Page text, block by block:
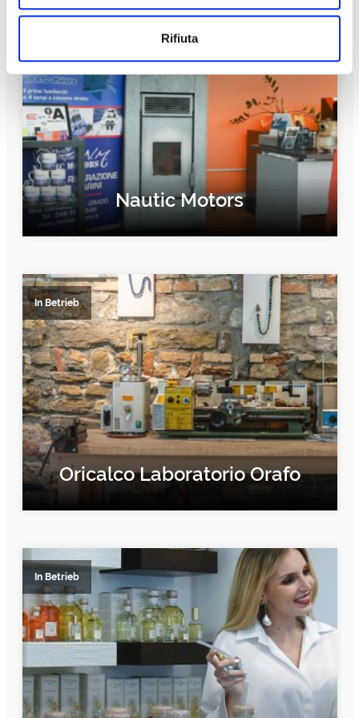
Rifiuta
Nautic Motors
In Betrieb
Oricalco Laboratorio Orafo
In Betrieb